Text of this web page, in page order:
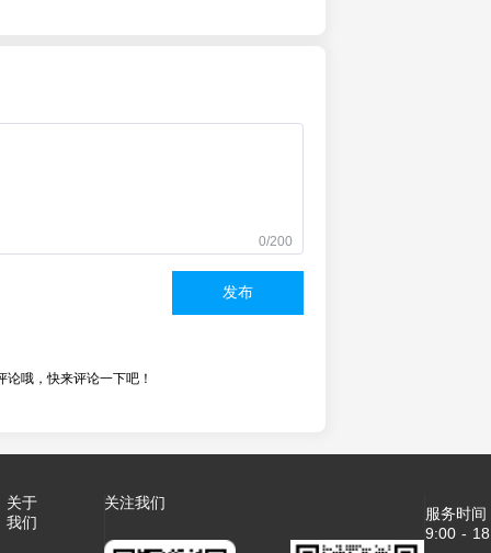
0/200
发布
论哦，快来评论一下吧！
关于
我们
关注我们
服务时
9:00 -